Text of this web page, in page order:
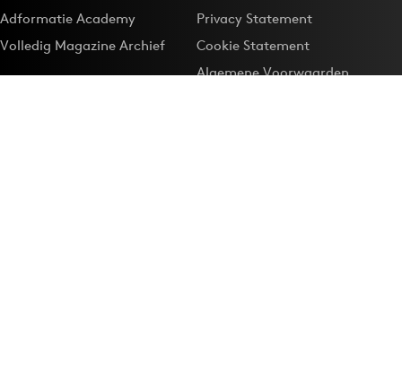
Adformatie Academy
Volledig Magazine Archief
Privacy Statement
Cookie Statement
Algemene Voorwaarden